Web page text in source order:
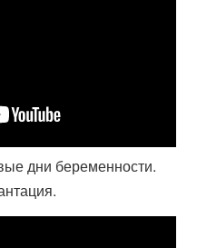
дни беременности.